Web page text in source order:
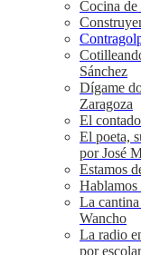
Cocina de
Sánchez
Dígame
Zaragoza
El
El poeta,
por José
Estamos
Hablamos
La cantina
Wancho
La radio
por